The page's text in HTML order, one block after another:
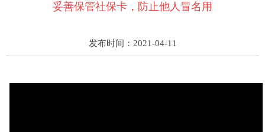
妥善保管社保卡，防止他人冒名用
发布时间：2021-04-11